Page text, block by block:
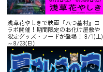
浅草花やしきで映画『八つ墓村』コ
ラボ開催！期間限定のお化け屋敷や
限定グッズ・フードが登場！ 8/1(土)
～8/23(日)